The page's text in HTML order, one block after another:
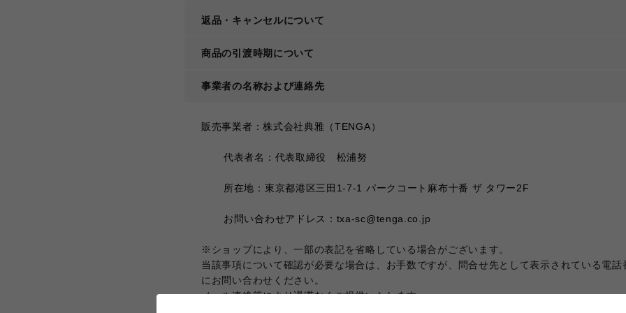
返品・キャンセルについて
商品の引渡時期について
事業者の名称および連絡先
販売事業者：株式会社典雅（TENGA）
	代表者名：代表取締役　松浦努
	所在地：東京都港区三田1-7-1 パークコート麻布十番 ザ タワー2F
	お問い合わせアドレス：txa-sc@tenga.co.jp
※ショップにより、一部の表記を省略している場合がございます。
当該事項について確認が必要な場合は、お手数ですが、問合せ先として表示されている電話
にお問い合わせください。
メール連絡等により遅滞なくご提供いたします。